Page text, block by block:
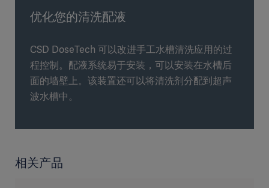
优化您的清洗配液
CSD DoseTech 可以改进手工水槽清洗应用的过
程控制。配液系统易于安装，可以安装在水槽后
面的墙壁上。该装置还可以将清洗剂分配到超声
波水槽中。
相关产品